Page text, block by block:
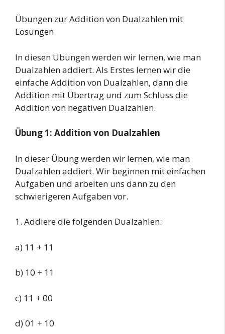
Übungen zur Addition von Dualzahlen mit
Lösungen
In diesen Übungen werden wir lernen, wie man
Dualzahlen addiert. Als Erstes lernen wir die
einfache Addition von Dualzahlen, dann die
Addition mit Übertrag und zum Schluss die
Addition von negativen Dualzahlen.
Übung 1: Addition von Dualzahlen
In dieser Übung werden wir lernen, wie man
Dualzahlen addiert. Wir beginnen mit einfachen
Aufgaben und arbeiten uns dann zu den
schwierigeren Aufgaben vor.
1. Addiere die folgenden Dualzahlen:
a) 11 + 11
b) 10 + 11
c) 11 + 00
d) 01 + 10